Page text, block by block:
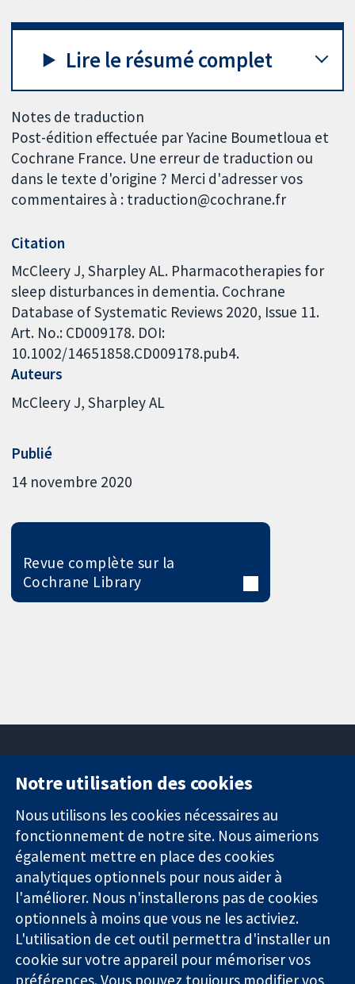
Lire le résumé complet
Notes de traduction
Post-édition effectuée par Yacine Boumetloua et
Cochrane France. Une erreur de traduction ou
dans le texte d'origine ? Merci d'adresser vos
commentaires à : traduction@cochrane.fr
Citation
McCleery J, Sharpley AL. Pharmacotherapies for
sleep disturbances in dementia. Cochrane
Database of Systematic Reviews 2020, Issue 11.
Art. No.: CD009178. DOI:
10.1002/14651858.CD009178.pub4.
Auteurs
McCleery J Sharpley AL
Publié
14 novembre 2020
Revue complète sur la
Cochrane Library
Des données
probantes.
Des décisions
éclairées.
Une meilleure
santé.
11-13 Cavendish
Square
Londres
W1G0AN
Royaume-Uni
nous
Actualités
Service de
presse
Qui sommes-
nous
Offres
d'emploi
Library
Notre utilisation des cookies
Nous utilisons les cookies nécessaires au
fonctionnement de notre site. Nous aimerions
également mettre en place des cookies
analytiques optionnels pour nous aider à
l'améliorer. Nous n'installerons pas de cookies
optionnels à moins que vous ne les activiez.
L'utilisation de cet outil permettra d'installer un
cookie sur votre appareil pour mémoriser vos
préférences. Vous pouvez toujours modifier vos